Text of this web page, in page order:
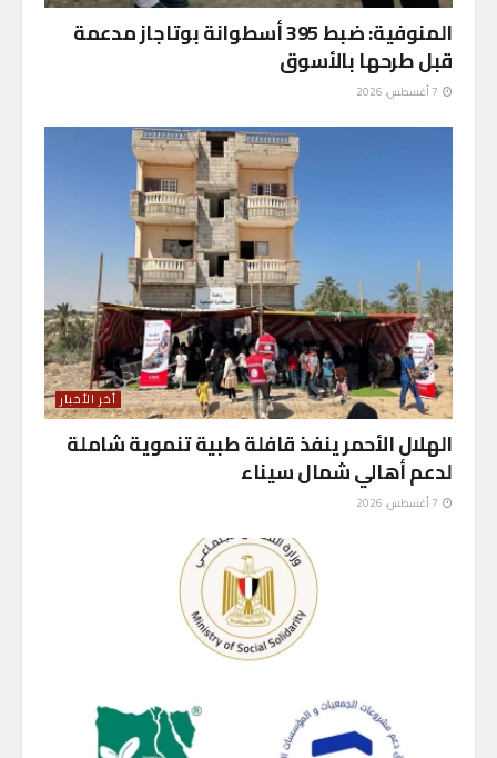
المنوفية: ضبط 395 أسطوانة بوتاجاز مدعمة
قبل طرحها بالأسوق
آخر الأخبار
الهلال الأحمر ينفذ قافلة طبية تنموية شاملة
لدعم أهالي شمال سيناء